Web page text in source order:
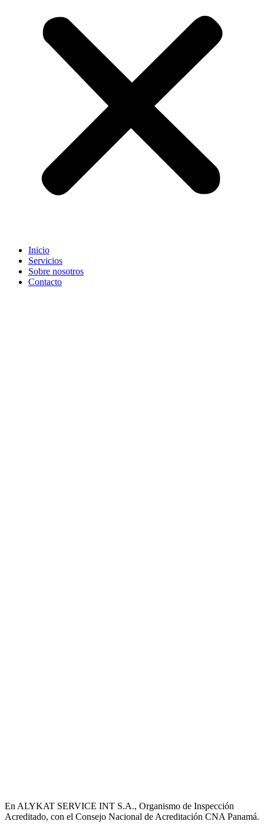
Inicio
Servicios
Sobre nosotros
Contacto
En ALYKAT SERVICE INT S.A., Organismo de Inspección
Acreditado, con el Consejo Nacional de Acreditación CNA Panamá.